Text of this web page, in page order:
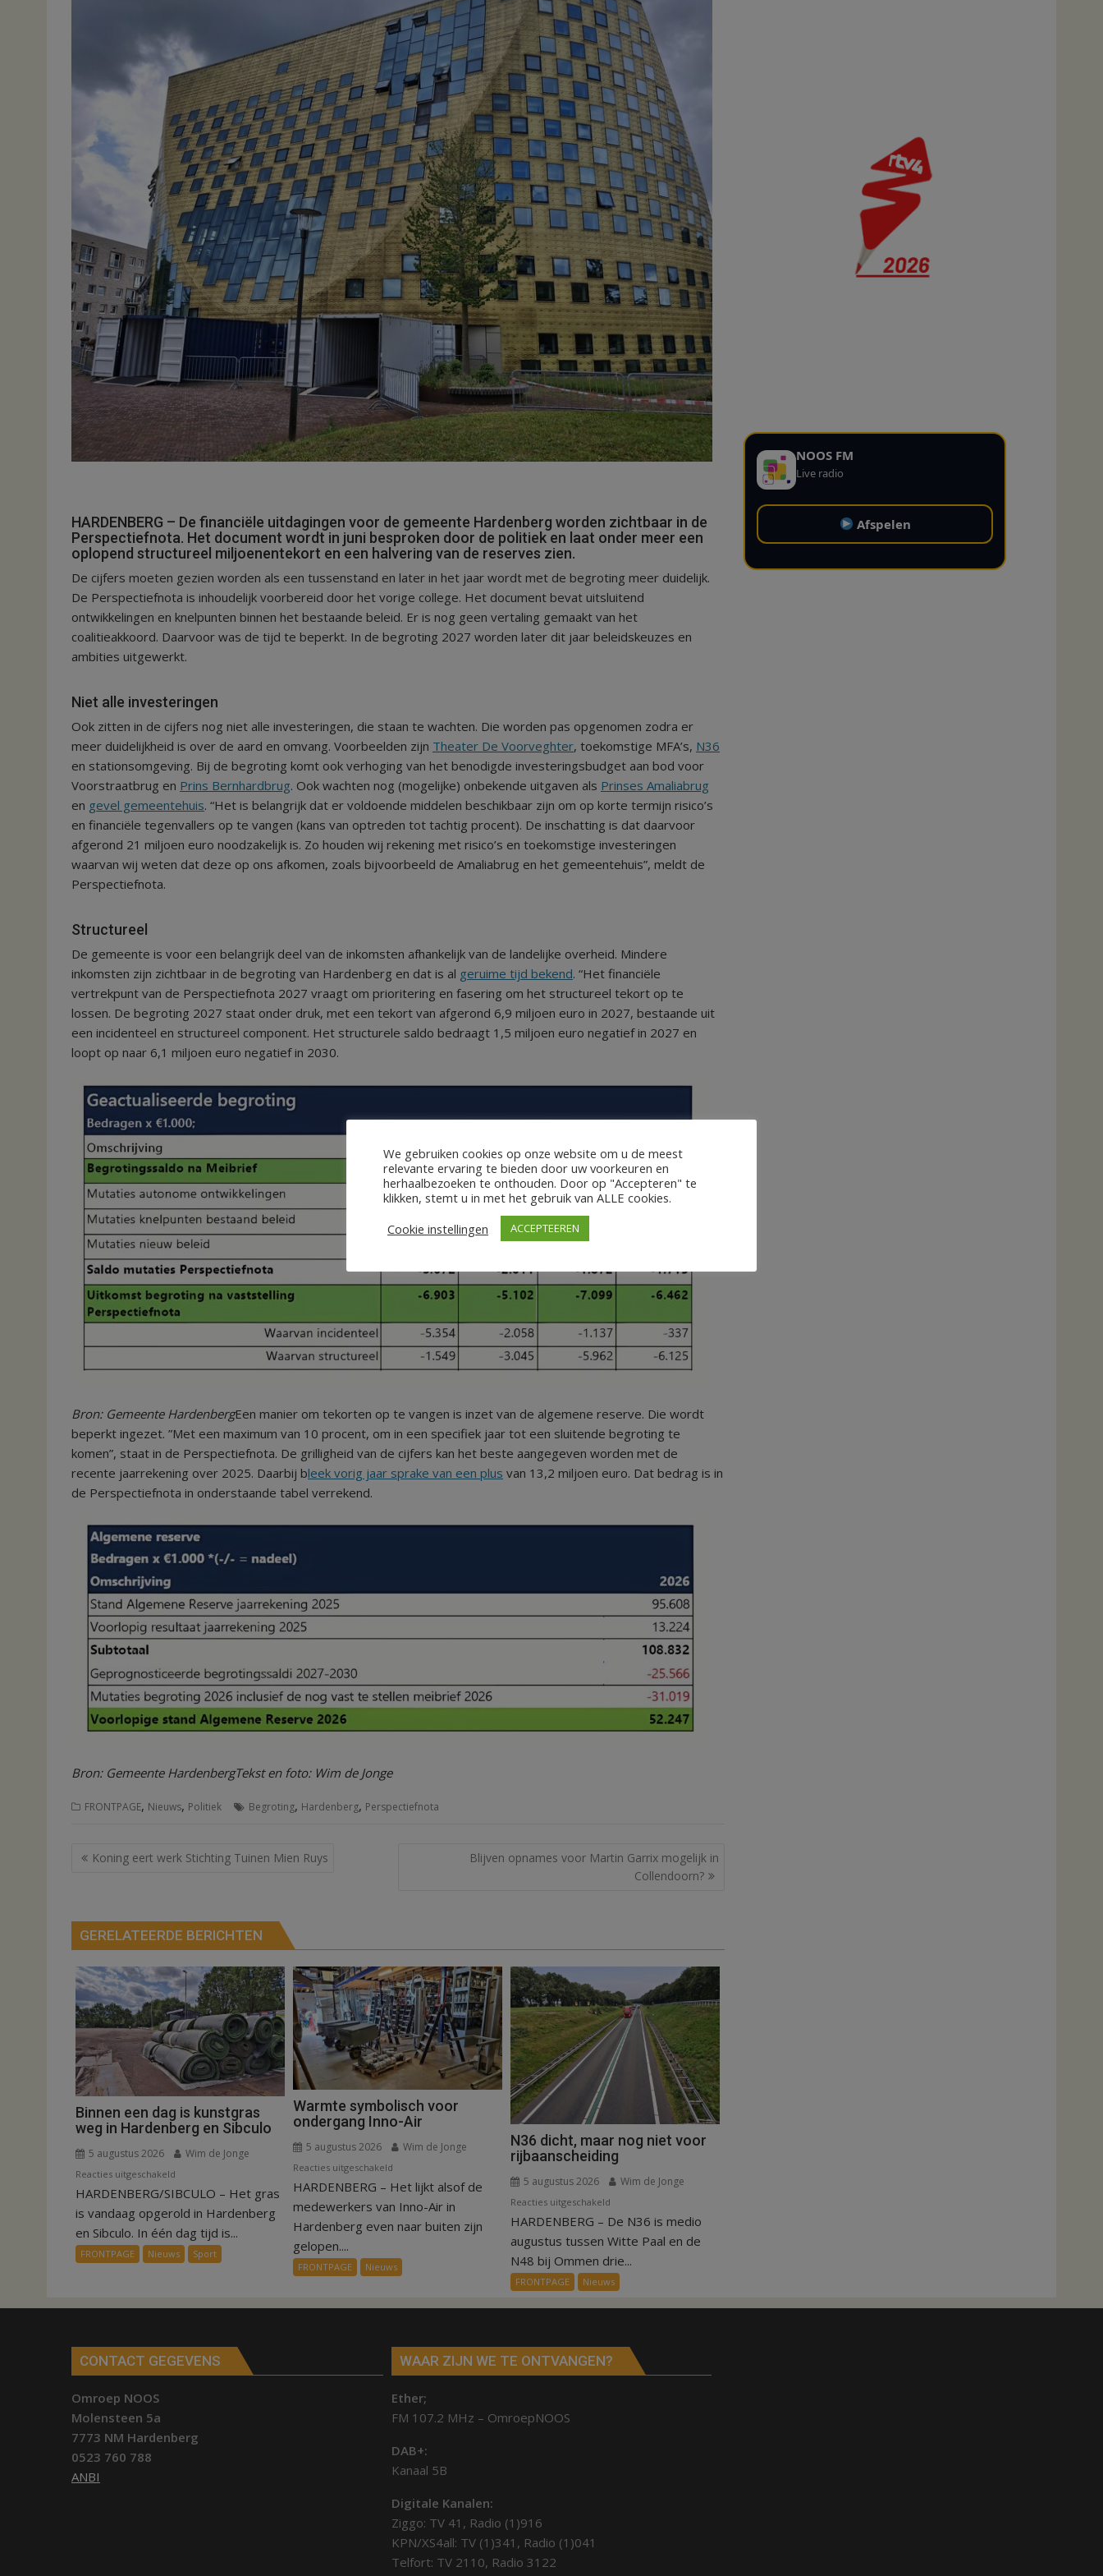
HARDENBERG – De financiële uitdagingen voor de gemeente Hardenberg worden zichtbaar in de
Perspectiefnota. Het document wordt in juni besproken door de politiek en laat onder meer een
oplopend structureel miljoenentekort en een halvering van de reserves zien.
De cijfers moeten gezien worden als een tussenstand en later in het jaar wordt met de begroting meer duidelijk.
De Perspectiefnota is inhoudelijk voorbereid door het vorige college. Het document bevat uitsluitend
ontwikkelingen en knelpunten binnen het bestaande beleid. Er is nog geen vertaling gemaakt van het
coalitieakkoord. Daarvoor was de tijd te beperkt. In de begroting 2027 worden later dit jaar beleidskeuzes en
ambities uitgewerkt.
Niet alle investeringen
Ook zitten in de cijfers nog niet alle investeringen, die staan te wachten. Die worden pas opgenomen zodra er
meer duidelijkheid is over de aard en omvang. Voorbeelden zijn Theater De Voorveghter, toekomstige MFA’s, N36
en stationsomgeving. Bij de begroting komt ook verhoging van het benodigde investeringsbudget aan bod voor
Voorstraatbrug en Prins Bernhardbrug. Ook wachten nog (mogelijke) onbekende uitgaven als Prinses Amaliabrug
en gevel gemeentehuis. “Het is belangrijk dat er voldoende middelen beschikbaar zijn om op korte termijn risico’s
en financiële tegenvallers op te vangen (kans van optreden tot tachtig procent). De inschatting is dat daarvoor
afgerond 21 miljoen euro noodzakelijk is. Zo houden wij rekening met risico’s en toekomstige investeringen
waarvan wij weten dat deze op ons afkomen, zoals bijvoorbeeld de Amaliabrug en het gemeentehuis”, meldt de
Perspectiefnota.
Structureel
De gemeente is voor een belangrijk deel van de inkomsten afhankelijk van de landelijke overheid. Mindere
inkomsten zijn zichtbaar in de begroting van Hardenberg en dat is al geruime tijd bekend. “Het financiële
vertrekpunt van de Perspectiefnota 2027 vraagt om prioritering en fasering om het structureel tekort op te
lossen. De begroting 2027 staat onder druk, met een tekort van afgerond 6,9 miljoen euro in 2027, bestaande uit
een incidenteel en structureel component. Het structurele saldo bedraagt 1,5 miljoen euro negatief in 2027 en
loopt op naar 6,1 miljoen euro negatief in 2030.
Bron: Gemeente HardenbergEen manier om tekorten op te vangen is inzet van de algemene reserve. Die wordt
beperkt ingezet. ”Met een maximum van 10 procent, om in een specifiek jaar tot een sluitende begroting te
komen”, staat in de Perspectiefnota. De grilligheid van de cijfers kan het beste aangegeven worden met de
recente jaarrekening over 2025. Daarbij bleek vorig jaar sprake van een plus van 13,2 miljoen euro. Dat bedrag is in
de Perspectiefnota in onderstaande tabel verrekend.
Bron: Gemeente HardenbergTekst en foto: Wim de Jonge
FRONTPAGE, Nieuws, Politiek Begroting, Hardenberg, Perspectiefnota
Bericht
Koning eert werk Stichting Tuinen Mien Ruys
Blijven opnames voor Martin Garrix mogelijk in
Collendoorn?
GERELATEERDE BERICHTEN
Binnen een dag is kunstgras
weg in Hardenberg en Sibculo
5 augustus 2026 Wim de Jonge
Reacties uitgeschakeld
Binnen
een
dag
is
kunstgras
Sibculo
HARDENBERG/SIBCULO – Het gras
is vandaag opgerold in Hardenberg
en Sibculo. In één dag tijd is...
FRONTPAGE Nieuws Sport
Warmte symbolisch voor
ondergang Inno-Air
5 augustus 2026 Wim de Jonge
Reacties uitgeschakeld
Warmte
symbolisch
Inno-
Air
HARDENBERG – Het lijkt alsof de
medewerkers van Inno-Air in
Hardenberg even naar buiten zijn
gelopen....
FRONTPAGE Nieuws
N36 dicht, maar nog niet voor
rijbaanscheiding
5 augustus 2026 Wim de Jonge
Reacties uitgeschakeld
N36
dicht,
maar
nog
niet
voor
HARDENBERG – De N36 is medio
augustus tussen Witte Paal en de
N48 bij Ommen drie...
FRONTPAGE Nieuws
NOOS FM
Live radio
Afspelen
CONTACT GEGEVENS
Omroep NOOS
Molensteen 5a
7773 NM Hardenberg
0523 760 788
ANBI
WAAR ZIJN WE TE ONTVANGEN?
Ether;
FM 107.2 MHz – OmroepNOOS
DAB+:
Kanaal 5B
Digitale Kanalen:
Ziggo: TV 41, Radio (1)916
KPN/XS4all: TV (1)341, Radio (1)041
Telfort: TV 2110, Radio 3122
We gebruiken cookies op onze website om u de meest
relevante ervaring te bieden door uw voorkeuren en
herhaalbezoeken te onthouden. Door op "Accepteren" te
klikken, stemt u in met het gebruik van ALLE cookies.
Cookie instellingen
ACCEPTEEREN